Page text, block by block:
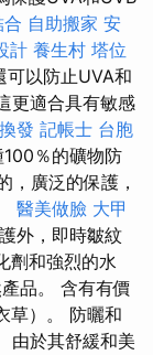
自助搬家 安
計 養生村 塔位
可以防止UVA和
更適合具有敏感
發 記帳士 台胞
100％的礦物防
，廣泛的保護，
醫美做臉 大甲
外，即時皺紋
劑和強烈的水
品。 含有有價
草）。 防曬和
由於其舒緩和美